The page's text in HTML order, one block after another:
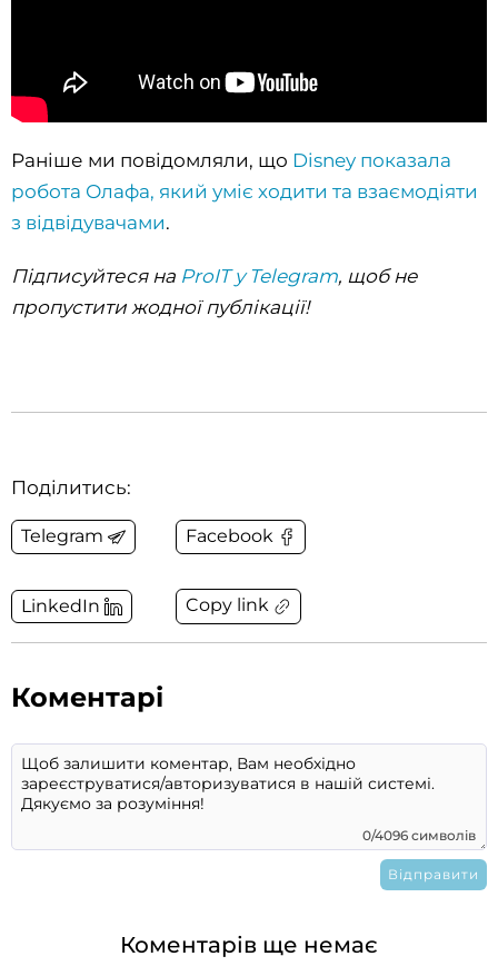
Раніше ми повідомляли, що Disney показала
робота Олафа, який уміє ходити та взаємодіяти
з відвідувачами.
Підписуйтеся на ProIT у Telegram, щоб не
пропустити жодної публікації!
Поділитись:
Telegram Facebook
LinkedIn Copy link
Коментарі
0/4096 символів
Коментарів ще немає